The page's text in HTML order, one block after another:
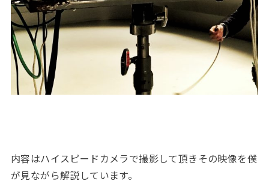
内容はハイスピードカメラで撮影して頂きその映像を僕
が見ながら解説しています。